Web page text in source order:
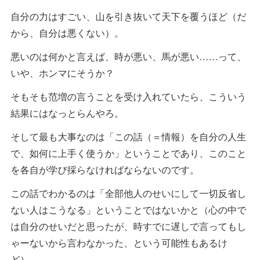
自分の力はすごい、山を引き抜いて天下を覆うほど（だ
から、自分は悪くない）。
悪いのは何かと言えば、時が悪い、馬が悪い……って、
いや、ホンマにそうか？
そもそも范増の言うことを受け入れていたら、こういう
結果にはなっとらんやろ。
そして最も大事なのは「この話（＝情報）を自分の人生
で、如何に上手く使うか」ということであり、このこと
を各自が学び採らなければならないのです。
この話でわかるのは「全部他人のせいにして一切反省し
ない人はこうなる」ということではないかと（心の中で
は自分のせいだと思ったが、時すでに遅しで言ってもし
ゃーないから言わなかった、という可能性もあるけ